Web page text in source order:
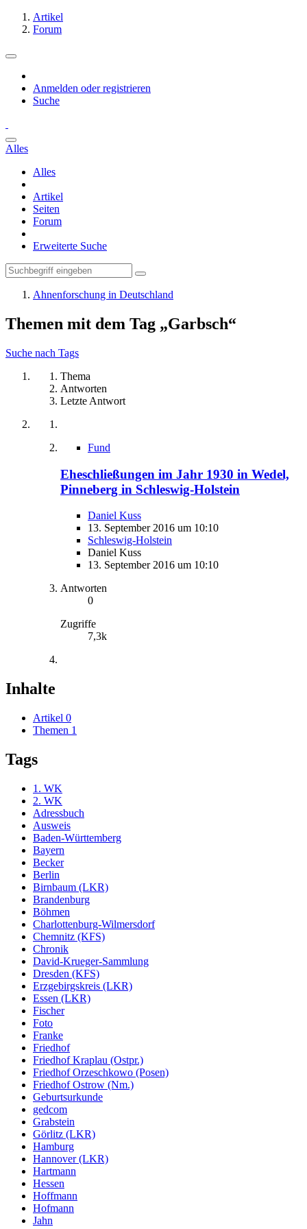
Artikel
Forum
Anmelden oder registrieren
Suche
Alles
Alles
Artikel
Seiten
Forum
Erweiterte Suche
Ahnenforschung in Deutschland
Themen mit dem Tag „Garbsch“
Suche nach Tags
Thema
Antworten
Letzte Antwort
Fund
Eheschließungen im Jahr 1930 in Wedel,
Pinneberg in Schleswig-Holstein
Daniel Kuss
13. September 2016 um 10:10
Schleswig-Holstein
Daniel Kuss
13. September 2016 um 10:10
Antworten
0
Zugriffe
7,3k
Inhalte
Artikel 0
Themen 1
Tags
1. WK
2. WK
Adressbuch
Ausweis
Baden-Württemberg
Bayern
Becker
Berlin
Birnbaum (LKR)
Brandenburg
Böhmen
Charlottenburg-Wilmersdorf
Chemnitz (KFS)
Chronik
David-Krueger-Sammlung
Dresden (KFS)
Erzgebirgskreis (LKR)
Essen (LKR)
Fischer
Foto
Franke
Friedhof
Friedhof Kraplau (Ostpr.)
Friedhof Orzeschkowo (Posen)
Friedhof Ostrow (Nm.)
Geburtsurkunde
gedcom
Grabstein
Görlitz (LKR)
Hamburg
Hannover (LKR)
Hartmann
Hessen
Hoffmann
Hofmann
Jahn